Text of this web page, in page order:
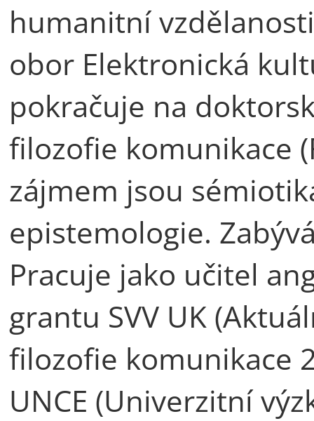
humanitní
obor Elektronická
pokračuje na
filozofie komunikace
zájmem jsou
epistemologie.
Pracuje jako učitel
grantu SVV UK
filozofie komunikace
UNCE (Univerzitní